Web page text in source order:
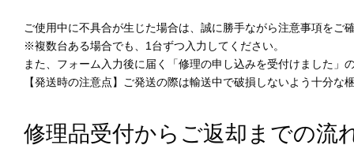
ご使用中に不具合が生じた場合は、誠に勝手ながら注意事項を
※複数台ある場合でも、1台ずつ入力してください。
また、フォーム入力後に届く「修理の申し込みを受付けました
【発送時の注意点】ご発送の際は輸送中で破損しないよう十分な
修理品受付からご返却までの流